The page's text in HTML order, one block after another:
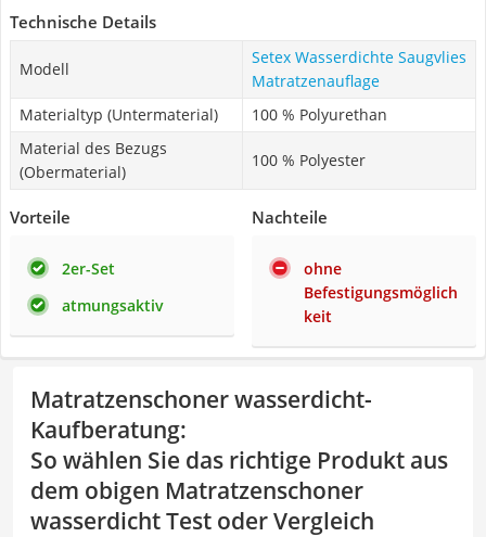
Technische Details
Modell
Setex Wasserdichte Saugvlies
Matratzenauflage
Materialtyp (Untermaterial)
100 % Polyurethan
Material des Bezugs
(Obermaterial)
100 % Polyester
Vorteile
2er-Set
atmungsaktiv
Nachteile
ohne
Befestigungsmöglich
keit
Matratzenschoner wasserdicht-
Kaufberatung:
So wählen Sie das richtige Produkt aus
dem obigen Matratzenschoner
wasserdicht Test oder Vergleich